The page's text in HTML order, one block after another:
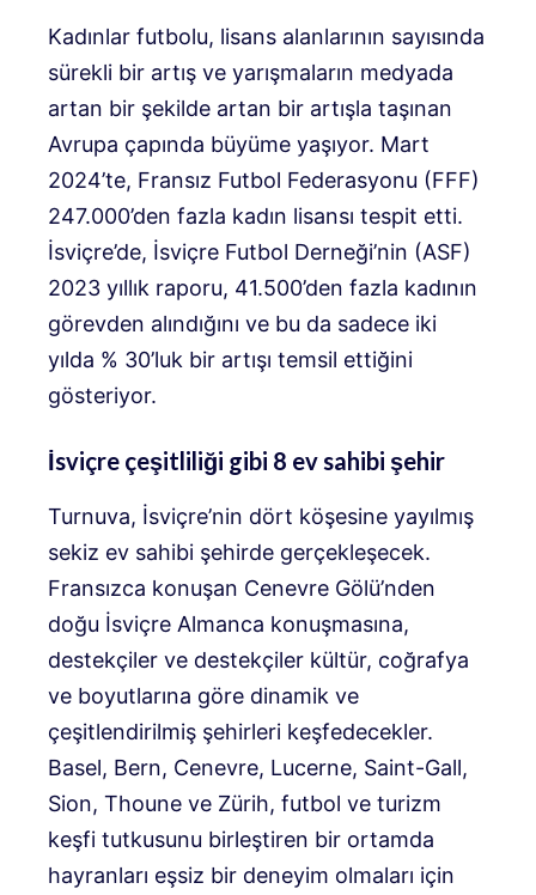
Kadınlar futbolu, lisans alanlarının sayısında
sürekli bir artış ve yarışmaların medyada
artan bir şekilde artan bir artışla taşınan
Avrupa çapında büyüme yaşıyor. Mart
2024’te, Fransız Futbol Federasyonu (FFF)
247.000’den fazla kadın lisansı tespit etti.
İsviçre’de, İsviçre Futbol Derneği’nin (ASF)
2023 yıllık raporu, 41.500’den fazla kadının
görevden alındığını ve bu da sadece iki
yılda % 30’luk bir artışı temsil ettiğini
gösteriyor.
İsviçre çeşitliliği gibi 8 ev sahibi şehir
Turnuva, İsviçre’nin dört köşesine yayılmış
sekiz ev sahibi şehirde gerçekleşecek.
Fransızca konuşan Cenevre Gölü’nden
doğu İsviçre Almanca konuşmasına,
destekçiler ve destekçiler kültür, coğrafya
ve boyutlarına göre dinamik ve
çeşitlendirilmiş şehirleri keşfedecekler.
Basel, Bern, Cenevre, Lucerne, Saint-Gall,
Sion, Thoune ve Zürih, futbol ve turizm
keşfi tutkusunu birleştiren bir ortamda
hayranları eşsiz bir deneyim olmaları için